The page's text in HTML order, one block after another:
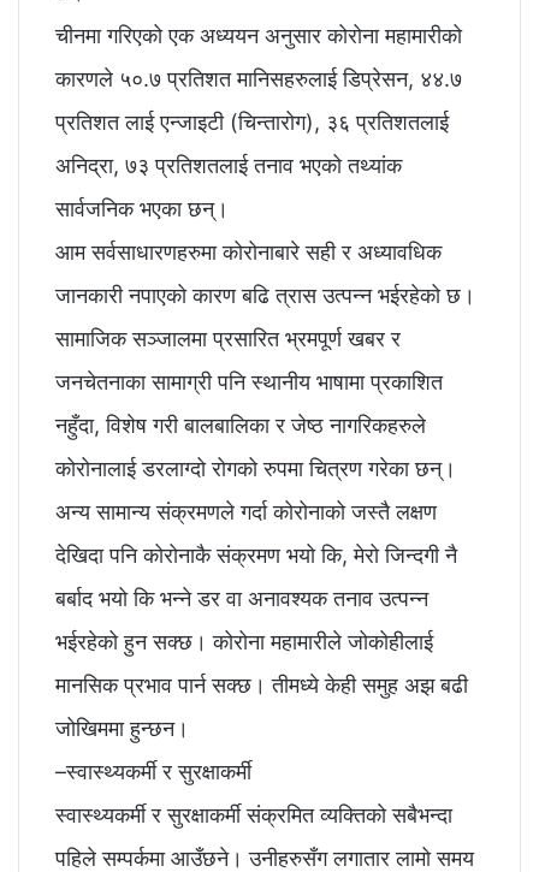
चीनमा गरिएको एक अध्ययन अनुसार कोरोना महामारीको
कारणले ५०.७ प्रतिशत मानिसहरुलाई डिप्रेसन, ४४.७
प्रतिशत लाई एन्जाइटी (चिन्तारोग), ३६ प्रतिशतलाई
अनिद्रा, ७३ प्रतिशतलाई तनाव भएको तथ्यांक
सार्वजनिक भएका छन्।
आम सर्वसाधारणहरुमा कोरोनाबारे सही र अध्यावधिक
जानकारी नपाएको कारण बढि त्रास उत्पन्न भईरहेको छ।
सामाजिक सञ्जालमा प्रसारित भ्रमपूर्ण खबर र
जनचेतनाका सामाग्री पनि स्थानीय भाषामा प्रकाशित
नहुँदा, विशेष गरी बालबालिका र जेष्ठ नागरिकहरुले
कोरोनालाई डरलाग्दो रोगको रुपमा चित्रण गरेका छन्।
अन्य सामान्य संक्रमणले गर्दा कोरोनाको जस्तै लक्षण
देखिदा पनि कोरोनाकै संक्रमण भयो कि, मेरो जिन्दगी नै
बर्बाद भयो कि भन्ने डर वा अनावश्यक तनाव उत्पन्न
भईरहेको हुन सक्छ। कोरोना महामारीले जोकोहीलाई
मानसिक प्रभाव पार्न सक्छ। तीमध्ये केही समुह अझ बढी
जोखिममा हुन्छन।
–स्वास्थ्यकर्मी र सुरक्षाकर्मी
स्वास्थ्यकर्मी र सुरक्षाकर्मी संक्रमित व्यक्तिको सबैभन्दा
पहिले सम्पर्कमा आउँछने। उनीहरुसँग लगातार लामो समय